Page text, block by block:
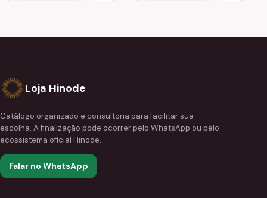
Loja Hinode
Catálogo organizado e consultoria para facilitar sua
escolha. A finalização pode ocorrer pelo WhatsApp ou pelo
ecossistema oficial Hinode.
Falar no WhatsApp